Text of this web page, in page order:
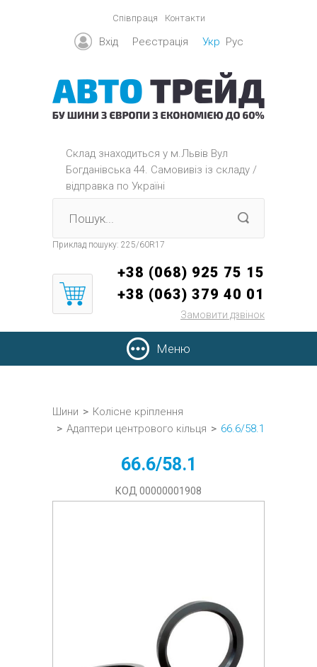
Співпраця Контакти
Вхід Реєстрація Укр Рус
Склад знаходиться y м.Львів Вул
Богданівська 44. Самовивіз із складу /
відправка по Україні
Приклад пошуку: 225/60R17
+38 (068) 925 75 15
+38 (063) 379 40 01
Замовити дзвінок
Меню
Шини > Колісне кріплення
> Адаптери центрового кільця > 66.6/58.1
66.6/58.1
КОД 00000001908